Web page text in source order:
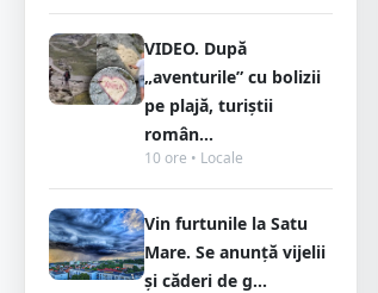
VIDEO. După
„aventurile” cu bolizii
pe plajă, turiștii
român...
10 ore • Locale
Vin furtunile la Satu
Mare. Se anunță vijelii
și căderi de g...